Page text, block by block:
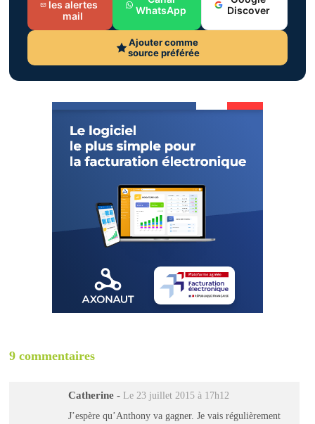
les alertes
mail
WhatsApp
Discover
Ajouter comme
source préférée
9 commentaires
Catherine - Le 23 juillet 2015 à 17h12
J’espère qu’Anthony va gagner. Je vais régulièrement